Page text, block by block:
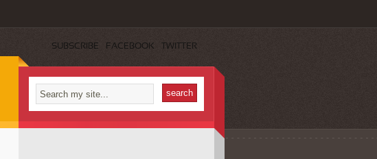
SUBSCRIBE FACEBOOK TWITTER